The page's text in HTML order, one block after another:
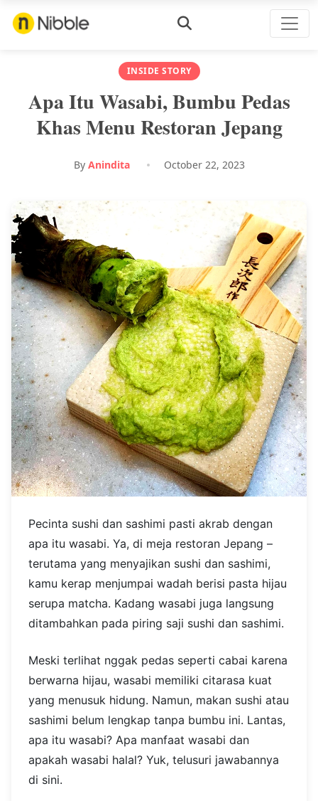
INSIDE STORY
Apa Itu Wasabi, Bumbu Pedas
Khas Menu Restoran Jepang
By Anindita October 22, 2023
Pecinta sushi dan sashimi pasti akrab dengan
apa itu wasabi. Ya, di meja restoran Jepang –
terutama yang menyajikan sushi dan sashimi,
kamu kerap menjumpai wadah berisi pasta hijau
serupa matcha. Kadang wasabi juga langsung
ditambahkan pada piring saji sushi dan sashimi.
Meski terlihat nggak pedas seperti cabai karena
berwarna hijau, wasabi memiliki citarasa kuat
yang menusuk hidung. Namun, makan sushi atau
sashimi belum lengkap tanpa bumbu ini. Lantas,
apa itu wasabi? Apa manfaat wasabi dan
apakah wasabi halal? Yuk, telusuri jawabannya
di sini.